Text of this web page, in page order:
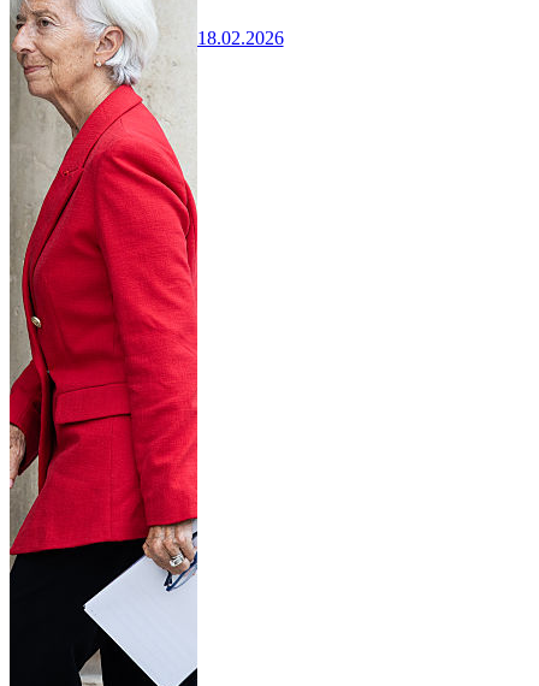
18.02.2026